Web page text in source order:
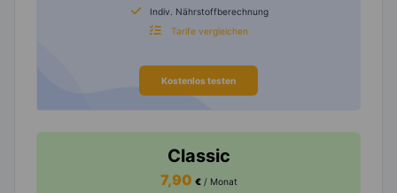
Indiv. Nährstoffberechnung
Tarife vergleichen
Kostenlos testen
Classic
7,90 € / Monat